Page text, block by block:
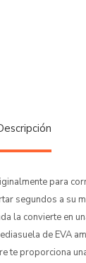
para
segundos a su
la convierte en
de EVA
te proporciona